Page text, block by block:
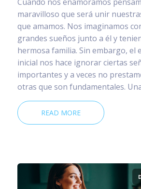
maravilloso que será unir
que amamos. Nos imaginamos
grandes sueños junto a él y
hermosa familia. Sin embargo, el
inicial nos hace ignorar ciertas
importantes y a veces no
otras que son fundamentales.
READ MORE